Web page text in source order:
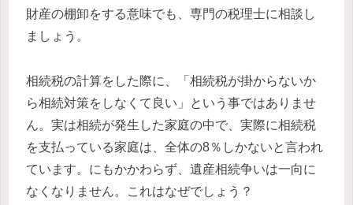
財産の棚卸をする意味でも、専門の税理士に相談し
ましょう。
相続税の計算をした際に、「相続税が掛からないか
ら相続対策をしなくて良い」という事ではありませ
ん。実は相続が発生した家庭の中で、実際に相続税
を支払っている家庭は、全体の8％しかないと言われ
ています。にもかかわらず、遺産相続争いは一向に
なくなりません。これはなぜでしょう？